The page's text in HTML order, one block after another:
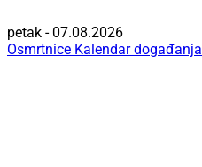
petak - 07.08.2026
Osmrtnice Kalendar događanja